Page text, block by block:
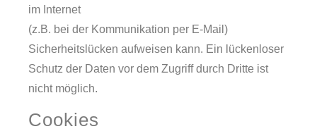
im Internet
(z.B. bei der Kommunikation per E-Mail)
Sicherheitslücken aufweisen kann. Ein lückenloser
Schutz der Daten vor dem Zugriff durch Dritte ist
nicht möglich.
Cookies